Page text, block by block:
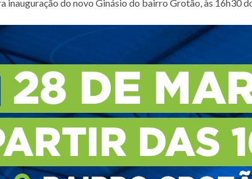
do novo Ginásio do bairro Grotão, às 16h30